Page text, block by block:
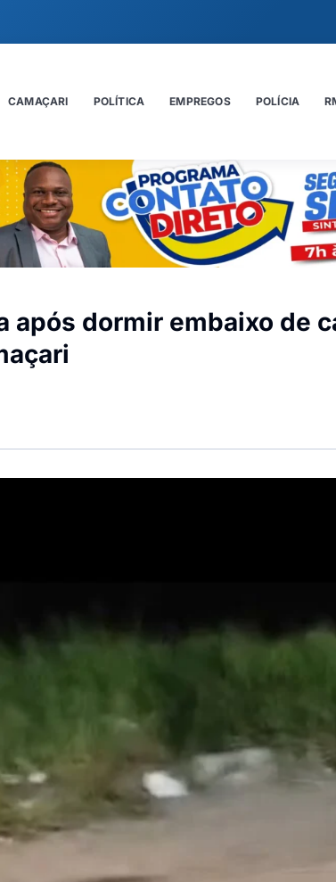
CAMAÇARI POLÍTICA EMPREGOS POLÍCIA
após dormir embaixo de